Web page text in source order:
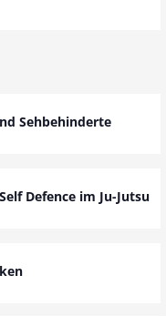
Sehbehinderte
Defence im Ju-Jutsu